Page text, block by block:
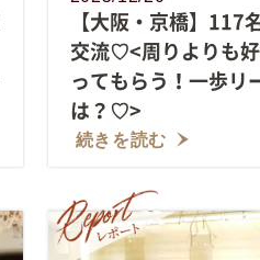
【大阪・京橋】117
交流♡<周りよりも
ってもらう！一歩リ
は？♡>
続きを読む